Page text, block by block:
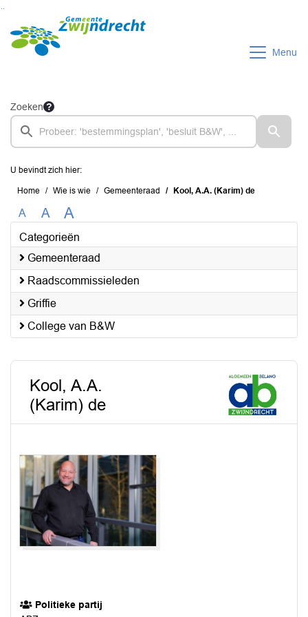
Ga naar de inhoud van deze pagina
Ga naar het zoeken
Ga naar het menu
Menu
Zoeken
U bevindt zich hier:
Home Wie is wie Gemeenteraad Kool, A.A. (Karim) de
A A A
Categorieën
Gemeenteraad
Raadscommissieleden
Griffie
College van B&W
Kool, A.A.
(Karim) de
Politieke partij